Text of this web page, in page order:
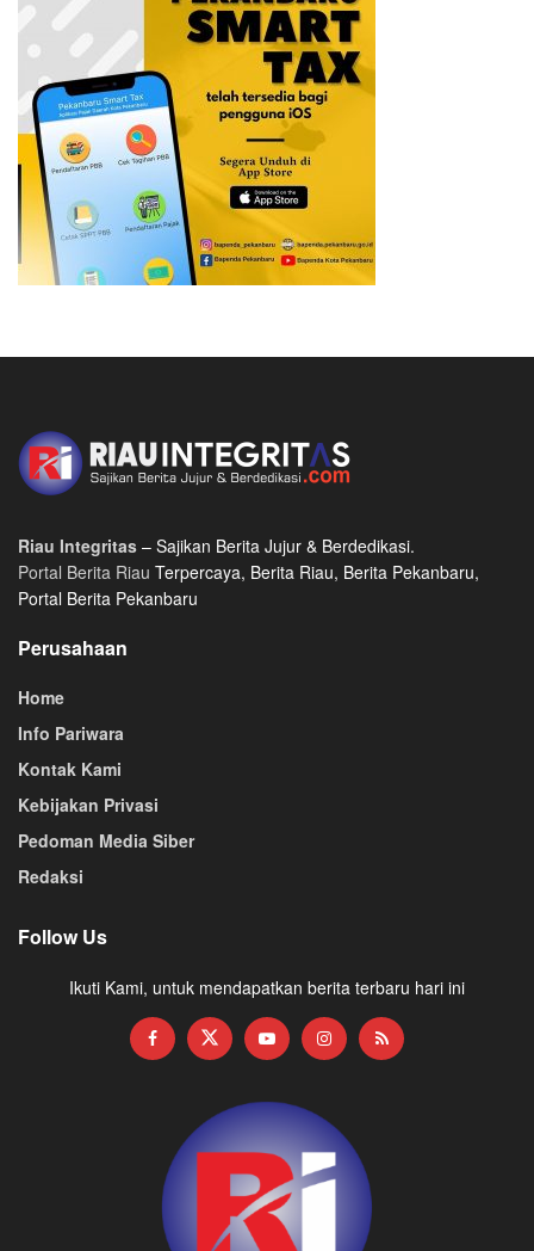
Riau Integritas – Sajikan Berita Jujur & Berdedikasi.
Portal Berita Riau Terpercaya, Berita Riau, Berita Pekanbaru,
Portal Berita Pekanbaru
Perusahaan
Home
Info Pariwara
Kontak Kami
Kebijakan Privasi
Pedoman Media Siber
Redaksi
Follow Us
Ikuti Kami, untuk mendapatkan berita terbaru hari ini